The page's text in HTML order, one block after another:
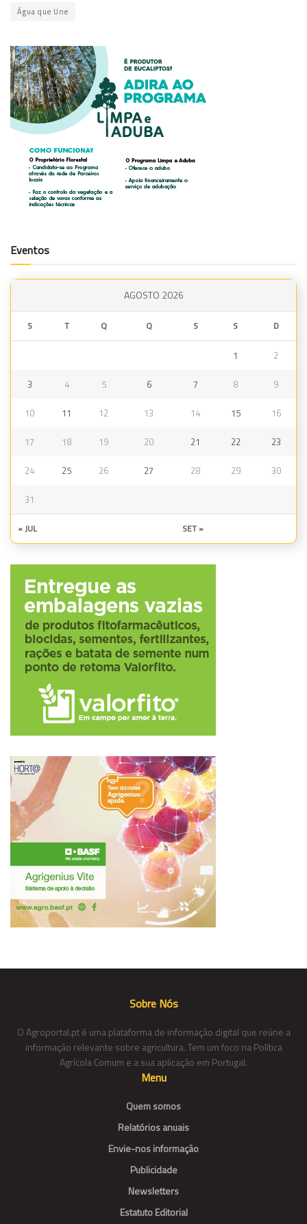
Água que Une
Eventos
AGOSTO 2026
S T Q Q S S D
1 2
3 4 5 6 7 8 9
10 11 12 13 14 15 16
17 18 19 20 21 22 23
24 25 26 27 28 29 30
31
« JUL SET »
Sobre Nós
O Agroportal.pt é uma plataforma de informação digital que reúne a
informação relevante sobre agricultura. Tem um foco na Política
Agrícola Comum e a sua aplicação em Portugal.
Menu
Quem somos
Relatórios anuais
Envie-nos informação
Publicidade
Newsletters
Estatuto Editorial